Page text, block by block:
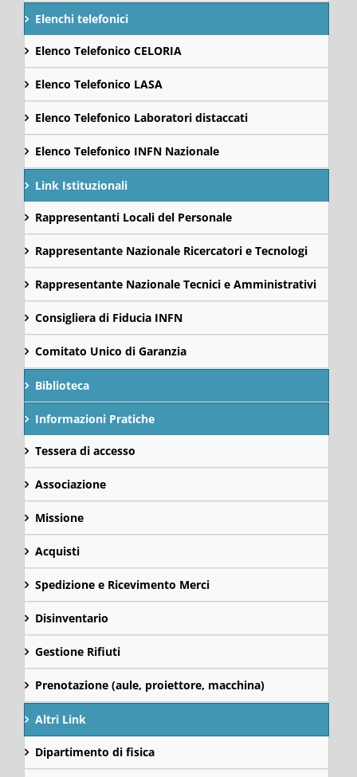
Elenchi telefonici
Elenco Telefonico CELORIA
Elenco Telefonico LASA
Elenco Telefonico Laboratori distaccati
Elenco Telefonico INFN Nazionale
Link Istituzionali
Rappresentanti Locali del Personale
Rappresentante Nazionale Ricercatori e Tecnologi
Rappresentante Nazionale Tecnici e Amministrativi
Consigliera di Fiducia INFN
Comitato Unico di Garanzia
Biblioteca
Informazioni Pratiche
Tessera di accesso
Associazione
Missione
Acquisti
Spedizione e Ricevimento Merci
Disinventario
Gestione Rifiuti
Prenotazione (aule, proiettore, macchina)
Altri Link
Dipartimento di fisica